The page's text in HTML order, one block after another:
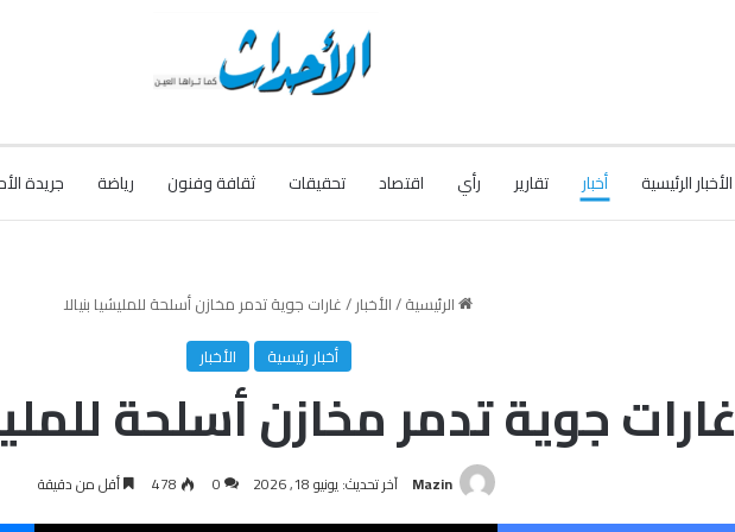
الأخبار الرئيسية أخبار تقارير رأي اقتصاد تحقيقات ثقافة وفنون رياضة جريدة
الرئيسية/الأخبار/غارات جوية تدمر مخازن أسلحة للمليشيا بنيالا
أخبار رئيسية
الأخبار
غارات جوية تدمر مخازن أسلحة
Mazin آخر تحديث: يونيو 18, 2026 0
478 أقل من دقيقة
فيسبوك ‫X